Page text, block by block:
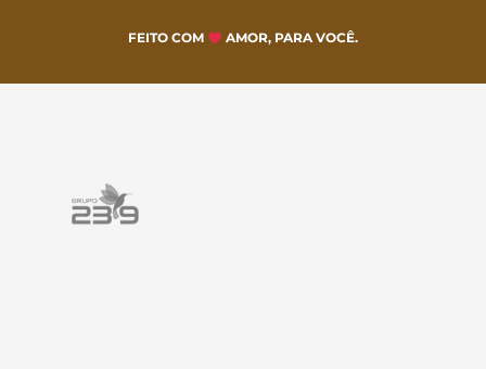
FEITO COM AMOR, PARA VOCÊ.